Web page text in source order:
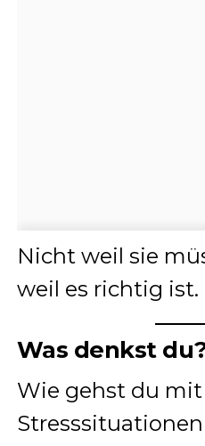
Nicht weil sie
weil es richtig ist.
Was denkst
Wie gehst du mit